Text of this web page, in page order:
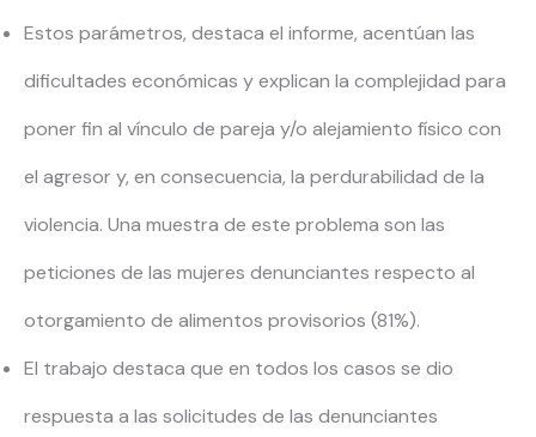
Estos parámetros, destaca el informe, acentúan las
dificultades económicas y explican la complejidad para
poner fin al vínculo de pareja y/o alejamiento físico con
el agresor y, en consecuencia, la perdurabilidad de la
violencia. Una muestra de este problema son las
peticiones de las mujeres denunciantes respecto al
otorgamiento de alimentos provisorios (81%).
El trabajo destaca que en todos los casos se dio
respuesta a las solicitudes de las denunciantes